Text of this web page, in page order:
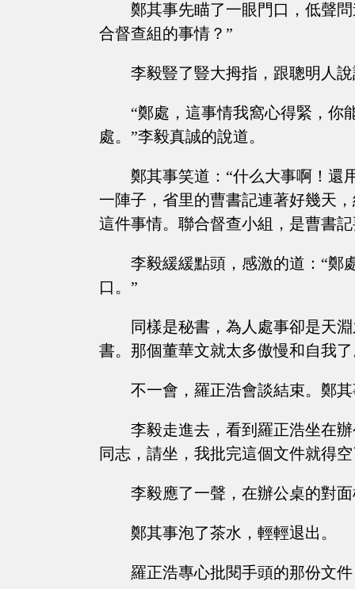
鄭其事先瞄了一眼門口，低聲
合督查組的事情？”
李毅豎了豎大拇指，跟聰明人
“鄭處，這事情我窩心得緊，你
處。”李毅真誠的說道。
鄭其事笑道：“什么大事啊！還
一陣子，省里的曹書記連著好幾天
這件事情。聯合督查小組，是曹書
李毅緩緩點頭，感激的道：“鄭
口。”
同樣是秘書，為人處事卻是天
書。那個董華文就太多傲慢和自我
不一會，羅正浩會談結束。鄭
李毅走進去，看到羅正浩坐在
同志，請坐，我批完這個文件就得
李毅應了一聲，在辦公桌的對
鄭其事泡了茶水，輕輕退出。
羅正浩專心批閱手頭的那份文